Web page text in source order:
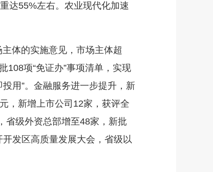
达55%左右。农业现代化加速
体的实施意见，市场主体超
108项“免证办”事项清单，实现
投用”。金融服务进一步提升，新
，新增上市公司12家，获评全
省级外资总部增至48家，新批
发区高质量发展大会，省级以